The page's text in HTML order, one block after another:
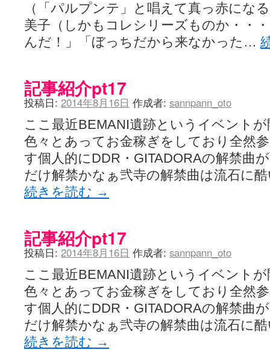
（「パルプンテ」と唱えて真っ赤にな
美子（しかもコレシリーズものか・・
んだ！」「ぼっちだから来なかった…
記事紹介pt17
投稿日: 2014年8月16日 作成者: sannpann_oto
ここ最近BEMANI遺跡というイベント
色々とあってお金稼ぎをしており全然
す個人的にDDR・GITADORAの解禁曲
だけ解禁かなぁ弐寺の解禁曲は流石に
続きを読む →
記事紹介pt17
投稿日: 2014年8月16日 作成者: sannpann_oto
ここ最近BEMANI遺跡というイベント
色々とあってお金稼ぎをしており全然
す個人的にDDR・GITADORAの解禁曲
だけ解禁かなぁ弐寺の解禁曲は流石に
続きを読む →